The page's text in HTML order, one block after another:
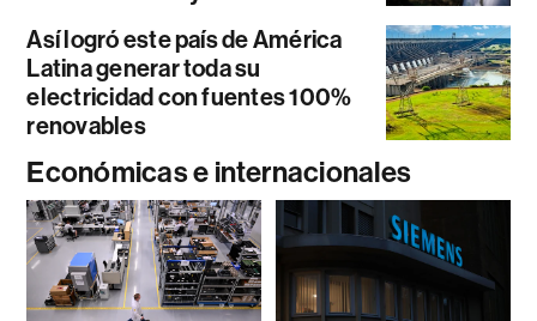
Así logró este país de América
Latina generar toda su
electricidad con fuentes 100%
renovables
Económicas e internacionales